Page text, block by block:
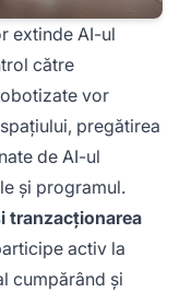
extinde AI-ul
către
vor
pregătirea
de AI-ul
și programul.
tranzacționarea
activ la
cumpărând și